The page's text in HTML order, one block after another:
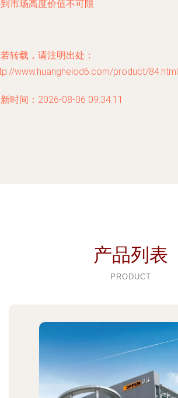
市场高度价值不可限
转载，请注明出处：
www.huanghelod6.com/product/84.html
时间：2026-08-06 09:34:11
产品列表
PRODUCT